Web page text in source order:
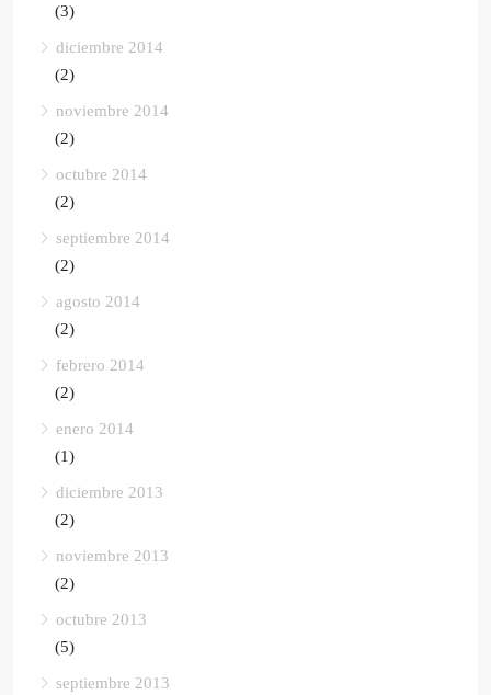
(3)
diciembre 2014
(2)
noviembre 2014
(2)
octubre 2014
(2)
septiembre 2014
(2)
agosto 2014
(2)
febrero 2014
(2)
enero 2014
(1)
diciembre 2013
(2)
noviembre 2013
(2)
octubre 2013
(5)
septiembre 2013